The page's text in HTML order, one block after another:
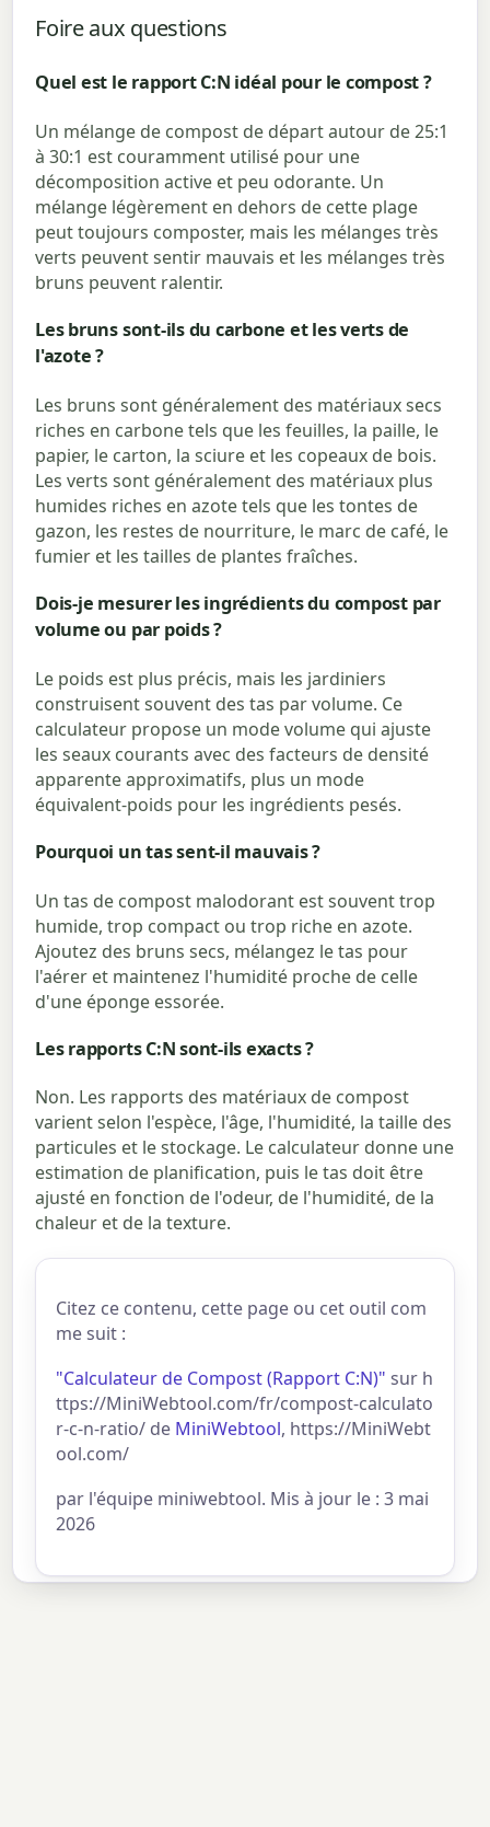
Foire aux questions
Quel est le rapport C:N idéal pour le compost ?
Un mélange de compost de départ autour de 25:1
à 30:1 est couramment utilisé pour une
décomposition active et peu odorante. Un
mélange légèrement en dehors de cette plage
peut toujours composter, mais les mélanges très
verts peuvent sentir mauvais et les mélanges très
bruns peuvent ralentir.
Les bruns sont-ils du carbone et les verts de
l'azote ?
Les bruns sont généralement des matériaux secs
riches en carbone tels que les feuilles, la paille, le
papier, le carton, la sciure et les copeaux de bois.
Les verts sont généralement des matériaux plus
humides riches en azote tels que les tontes de
gazon, les restes de nourriture, le marc de café, le
fumier et les tailles de plantes fraîches.
Dois-je mesurer les ingrédients du compost par
volume ou par poids ?
Le poids est plus précis, mais les jardiniers
construisent souvent des tas par volume. Ce
calculateur propose un mode volume qui ajuste
les seaux courants avec des facteurs de densité
apparente approximatifs, plus un mode
équivalent-poids pour les ingrédients pesés.
Pourquoi un tas sent-il mauvais ?
Un tas de compost malodorant est souvent trop
humide, trop compact ou trop riche en azote.
Ajoutez des bruns secs, mélangez le tas pour
l'aérer et maintenez l'humidité proche de celle
d'une éponge essorée.
Les rapports C:N sont-ils exacts ?
Non. Les rapports des matériaux de compost
varient selon l'espèce, l'âge, l'humidité, la taille des
particules et le stockage. Le calculateur donne une
estimation de planification, puis le tas doit être
ajusté en fonction de l'odeur, de l'humidité, de la
chaleur et de la texture.
Citez ce contenu, cette page ou cet outil com
me suit :
"Calculateur de Compost (Rapport C:N)" sur h
ttps://MiniWebtool.com/fr/compost-calculato
r-c-n-ratio/ de MiniWebtool, https://MiniWebt
ool.com/
par l'équipe miniwebtool. Mis à jour le : 3 mai
2026